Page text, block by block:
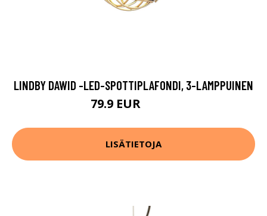
LINDBY DAWID -LED-SPOTTIPLAFONDI, 3-LAMPPUINEN
79.9 EUR
LISÄTIETOJA